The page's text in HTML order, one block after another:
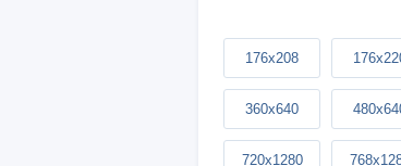
176x208
360x640
720x1280